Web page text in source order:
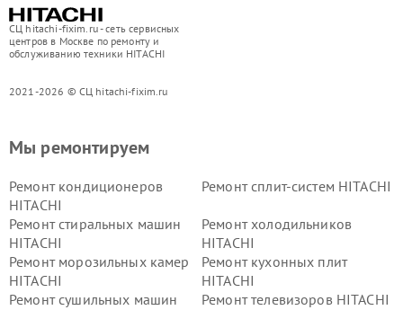
СЦ hitachi-fixim.ru - сеть сервисных
центров в Москве по ремонту и
обслуживанию техники HITACHI
2021-2026 © СЦ hitachi-fixim.ru
Мы ремонтируем
Ремонт кондиционеров
HITACHI
Ремонт сплит-систем HITACHI
Ремонт стиральных машин
HITACHI
Ремонт холодильников
HITACHI
Ремонт морозильных камер
HITACHI
Ремонт кухонных плит
HITACHI
Ремонт сушильных машин
Ремонт телевизоров HITACHI